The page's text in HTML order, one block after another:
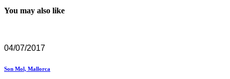
You may also like
04/07/2017
Son Mol, Mallorca